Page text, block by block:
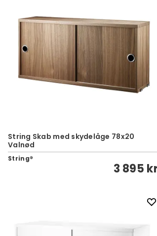
String Skab med skydelåge 78x20
Valnød
String®
3 895